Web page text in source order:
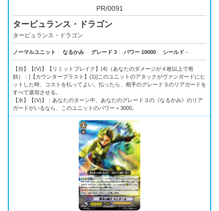
PR/0091
タービュランス・ドラゴン
タービュランス・ドラゴン
ノーマルユニット ｜ なるかみ ｜ グレード 3 ｜ パワー 10000 ｜ シールド -
【自】【(V)】【リミットブレイク】(4)（あなたのダメージが４枚以上で有
効）：[【カウンターブラスト】(1)]このユニットのアタックがヴァンガードにヒ
ットした時、コストを払ってよい。払ったら、相手のグレード３のリアガードを
すべて退却させる。
【永】【(V)】：あなたのターン中、あなたのグレード３の《なるかみ》のリア
ガードがいるなら、このユニットのパワー＋3000。